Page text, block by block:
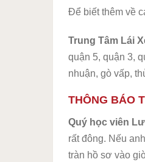
Để biết thêm về
Trung Tâm Lái
quận 5, quận 3,
nhuận, gò vấp,
THÔNG BÁO
Quý học viên
rất đông. Nếu
tràn hồ sơ vào